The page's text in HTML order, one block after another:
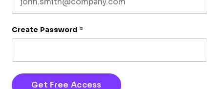
Create Password *